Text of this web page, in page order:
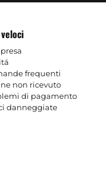
frequenti
non ricevuto
di pagamento
danneggiate